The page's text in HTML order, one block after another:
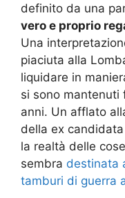
definito da una
vero e proprio
Una
piaciuta alla
liquidare in
si sono mantenuti
anni. Un afflato
della ex
la realtà delle
sembra destinata
tamburi di guerra